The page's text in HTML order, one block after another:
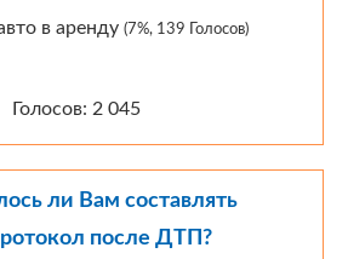
в аренду (7%, 139 Голосов)
Голосов: 2 045
ли Вам составлять
после ДТП?